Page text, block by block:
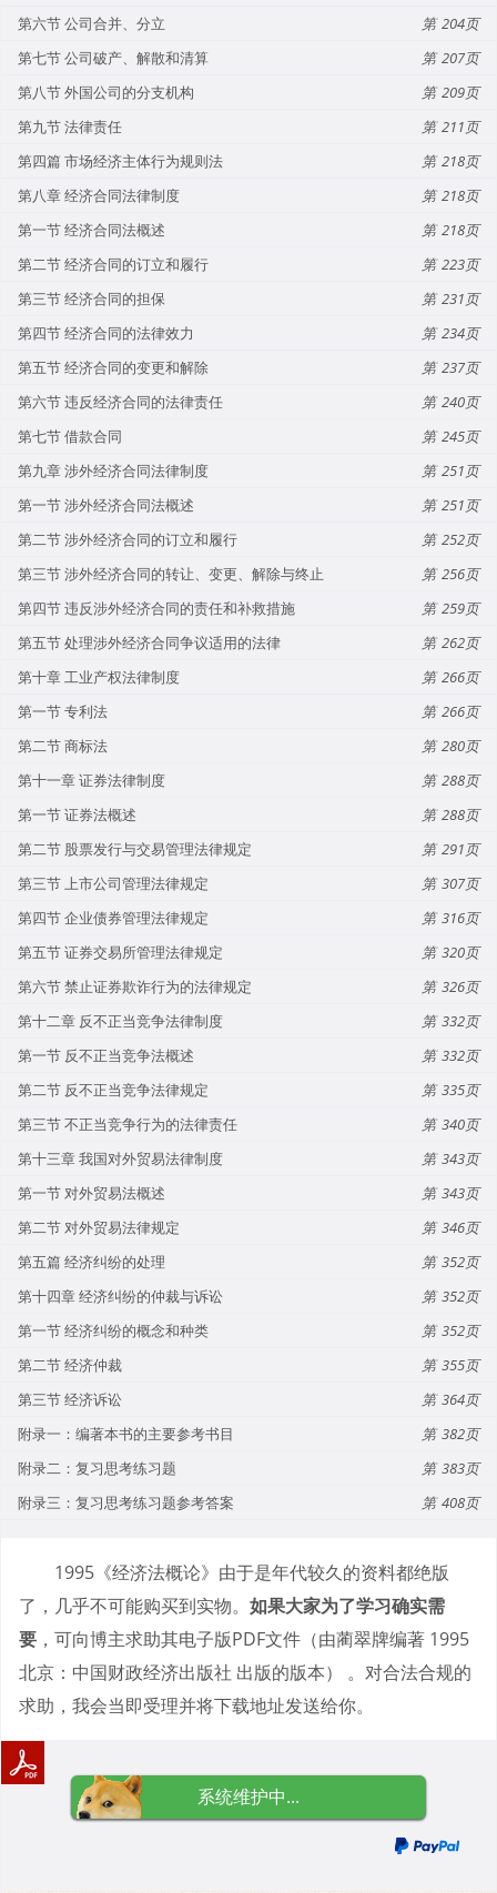
第六节 公司合并、分立
204
第七节 公司破产、解散和清算
207
第八节 外国公司的分支机构
209
第九节 法律责任
211
第四篇 市场经济主体行为规则法
218
第八章 经济合同法律制度
218
第一节 经济合同法概述
218
第二节 经济合同的订立和履行
223
第三节 经济合同的担保
231
第四节 经济合同的法律效力
234
第五节 经济合同的变更和解除
237
第六节 违反经济合同的法律责任
240
第七节 借款合同
245
第九章 涉外经济合同法律制度
251
第一节 涉外经济合同法概述
251
第二节 涉外经济合同的订立和履行
252
第三节 涉外经济合同的转让、变更、解除与终止
256
第四节 违反涉外经济合同的责任和补救措施
259
第五节 处理涉外经济合同争议适用的法律
262
第十章 工业产权法律制度
266
第一节 专利法
266
第二节 商标法
280
第十一章 证券法律制度
288
第一节 证券法概述
288
第二节 股票发行与交易管理法律规定
291
第三节 上市公司管理法律规定
307
第四节 企业债券管理法律规定
316
第五节 证券交易所管理法律规定
320
第六节 禁止证券欺诈行为的法律规定
326
第十二章 反不正当竞争法律制度
332
第一节 反不正当竞争法概述
332
第二节 反不正当竞争法律规定
335
第三节 不正当竞争行为的法律责任
340
第十三章 我国对外贸易法律制度
343
第一节 对外贸易法概述
343
第二节 对外贸易法律规定
346
第五篇 经济纠纷的处理
352
第十四章 经济纠纷的仲裁与诉讼
352
第一节 经济纠纷的概念和种类
352
第二节 经济仲裁
355
第三节 经济诉讼
364
附录一：编著本书的主要参考书目
382
附录二：复习思考练习题
383
附录三：复习思考练习题参考答案
408
1995《经济法概论》由于是年代较久的资料都绝版
了，几乎不可能购买到实物。 如果大家为了学习确实需
要 ，可向博主求助其电子版PDF文件（由蔺翠牌编著 1995
北京：中国财政经济出版社 出版的版本） 。对合法合规的
求助，我会当即受理并将下载地址发送给你。
系统维护中...